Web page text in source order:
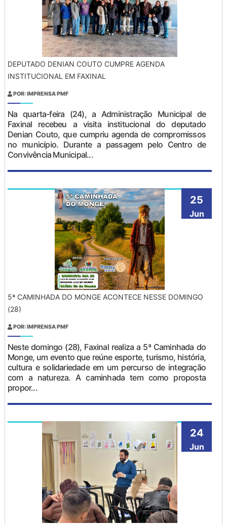
DEPUTADO DENIAN COUTO CUMPRE AGENDA
INSTITUCIONAL EM FAXINAL
POR: IMPRENSA PMF
Na quarta-feira (24), a Administração Municipal de
Faxinal recebeu a visita institucional do deputado
Denian Couto, que cumpriu agenda de compromissos
no município. Durante a passagem pelo Centro de
Convivência Municipal...
25
Jun
5ª CAMINHADA DO MONGE ACONTECE NESSE DOMINGO
(28)
POR: IMPRENSA PMF
Neste domingo (28), Faxinal realiza a 5ª Caminhada do
Monge, um evento que reúne esporte, turismo, história,
cultura e solidariedade em um percurso de integração
com a natureza. A caminhada tem como proposta
propor...
24
Jun